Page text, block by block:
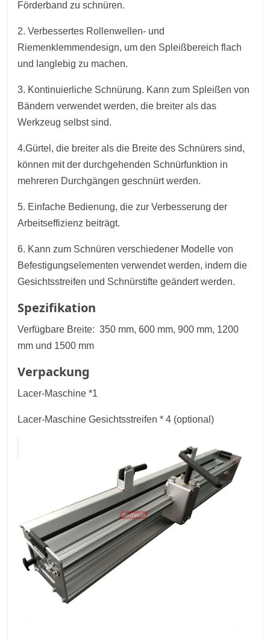
Förderband zu schnüren.
2. Verbessertes Rollenwellen- und
Riemenklemmendesign, um den Spleißbereich flach
und langlebig zu machen.
3. Kontinuierliche Schnürung. Kann zum Spleißen von
Bändern verwendet werden, die breiter als das
Werkzeug selbst sind.
4.Gürtel, die breiter als die Breite des Schnürers sind,
können mit der durchgehenden Schnürfunktion in
mehreren Durchgängen geschnürt werden.
5. Einfache Bedienung, die zur Verbesserung der
Arbeitseffizienz beiträgt.
6. Kann zum Schnüren verschiedener Modelle von
Befestigungselementen verwendet werden, indem die
Gesichtsstreifen und Schnürstifte geändert werden.
Spezifikation
Verfügbare Breite: 350 mm, 600 mm, 900 mm, 1200
mm und 1500 mm
Verpackung
Lacer-Maschine *1
Lacer-Maschine Gesichtsstreifen * 4 (optional)